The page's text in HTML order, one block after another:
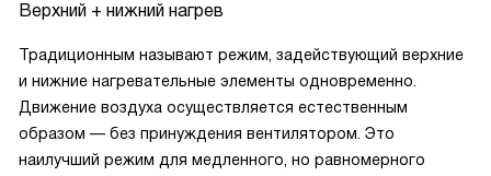
Верхний + нижний нагрев
Традиционным называют режим, задействующий верхние
и нижние нагревательные элементы одновременно.
Движение воздуха осуществляется естественным
образом — без принуждения вентилятором. Это
наилучший режим для медленного, но равномерного